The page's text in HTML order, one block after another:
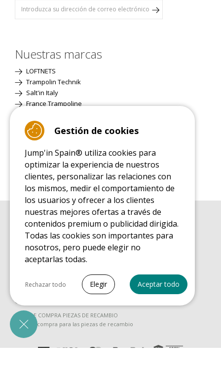
Nuestras marcas
LOFTNETS
Trampolin Technik
Salt'in Italy
France Trampoline
Página Clásica
GUÍA DE COMPRA
Guía de compra para las camas elásticas de ocio
GUÍA DE INSTALACIÓN
Guía de montaje para la cama elástica de ocio
Guía de mantenimiento de las camas elásticas de ocio
Guía de descubrimiento de las camas elásticas de ocio
GUÍA DE COMPRA PIEZAS DE RECAMBIO
Guía de compra para las piezas de recambio
Gestión de cookies
Jump'in Spain® utiliza cookies para
optimizar la experiencia de nuestros
clientes, personalizar las relaciones con
los mismos, medir el comportamiento de
los usuarios y ofrecer a los clientes
nuestras mejores ofertas a través de
contenidos premium o publicidad dirigida.
Todas las cookies son importantes para
nosotros, pero puede elegir no
aceptarlas todas.
Seleccionar todo
Cookies necesarias
PrestaShop
Necesario para que el sitio funcione
correctamente
Cookies de marketing
Rechazar todo Elegir Aceptar todo